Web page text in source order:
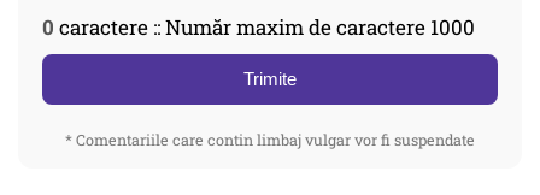
0 caractere :: Număr maxim de caractere 1000
Trimite
* Comentariile care contin limbaj vulgar vor fi suspendate